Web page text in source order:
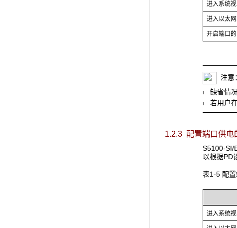
进入系统视
进入以太
开启端口
注意：
l 缺省情
l 若用户
1.2.3 配置端口供电
S5100-SI/
以根据PD
表1-5 配
进入系统视